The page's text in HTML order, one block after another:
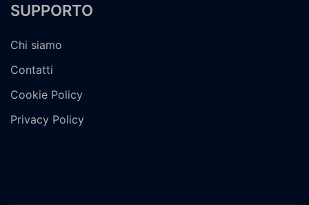
SUPPORTO
Chi siamo
Contatti
Cookie Policy
Privacy Policy